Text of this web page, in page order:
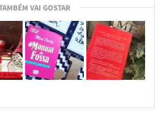
VAI GOSTAR